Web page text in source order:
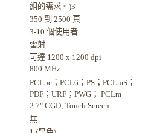
組的需求。)3
350 到 2500 頁
3-10 個使用者
雷射
可達 1200 x 1200 dpi
800 MHz
PCL5c；PCL6；PS；PCLmS；
PDF；URF；PWG； PCLm
2.7" CGD; Touch Screen
無